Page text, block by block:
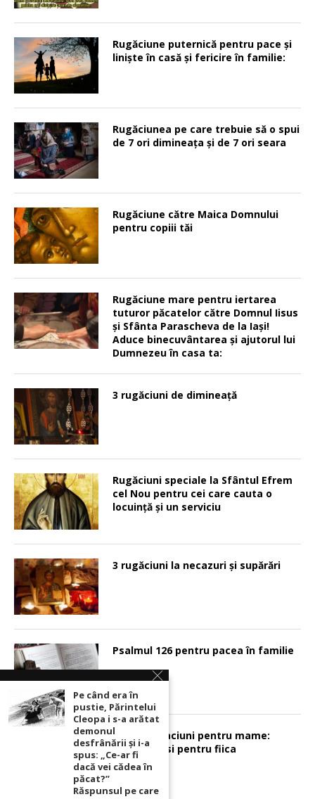
Rugăciune puternică pentru pace şi
linişte în casă şi fericire în familie:
Rugăciunea pe care trebuie să o spui
de 7 ori dimineața și de 7 ori seara
Rugăciune către Maica Domnului
pentru copiii tăi
Rugăciune mare pentru iertarea
tuturor păcatelor către Domnul Iisus
şi Sfânta Parascheva de la Iaşi!
Aduce binecuvântarea şi ajutorul lui
Dumnezeu în casa ta:
3 rugăciuni de dimineață
Rugăciuni speciale la Sfântul Efrem
cel Nou pentru cei care cauta o
locuinţă şi un serviciu
3 rugăciuni la necazuri și supărări
Psalmul 126 pentru pacea în familie
Sunt 2 rugaciuni pentru mame:
pentru fiu si pentru fiica
Pe când era în
pustie, Părintelui
Cleopa i s-a arătat
demonul
desfrânării şi i-a
spus: „Ce-ar fi
dacă vei cădea în
păcat?”
Răspunsul pe care